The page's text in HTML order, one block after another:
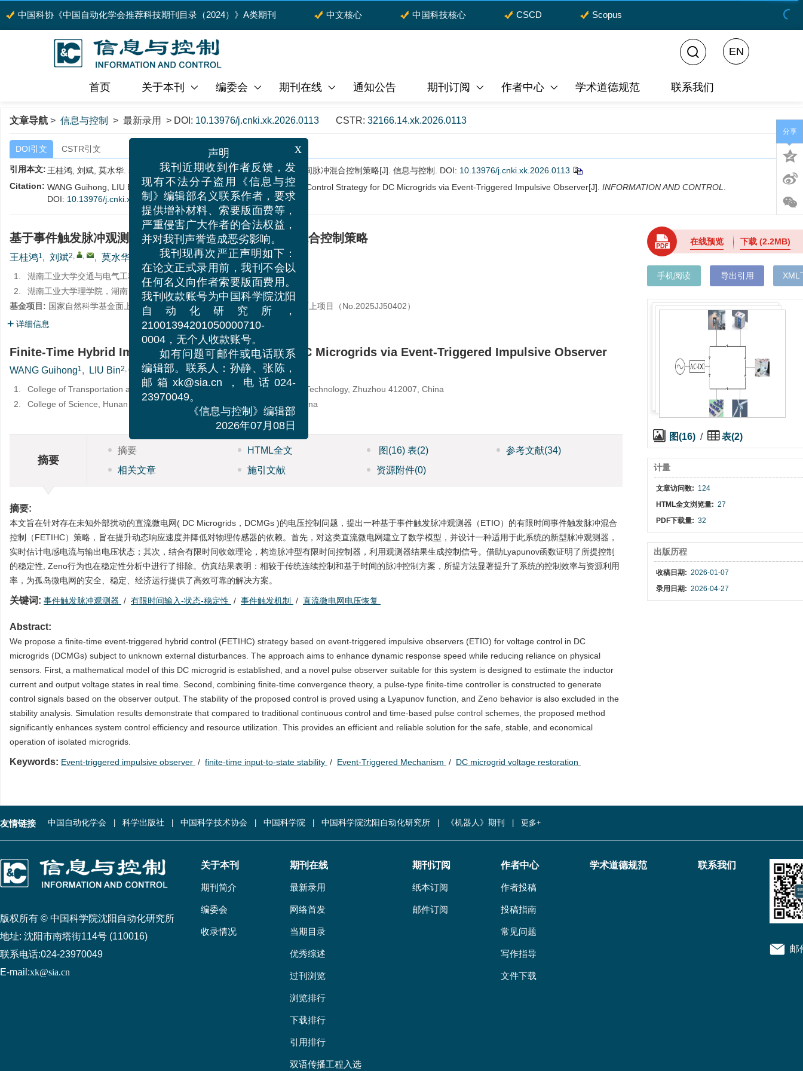
中国科协《中国自动化学会推荐科技期刊目录（2024）》A类期刊 中文核心 中国科技核心 CSCD Scopus
首页 关于本刊 编委会 期刊在线 通知公告 期刊订阅 作者中心 学术道德规范 联系我们
EN
文章导航 > 信息与控制 > 最新录用 > DOI: 10.13976/j.cnki.xk.2026.0113 CSTR: 32166.14.xk.2026.0113
DOI引文 CSTR引文
引用本文: 王桂鸿, 刘斌, 莫水华. 基于事件触发脉冲观测器的直流微电网的有限时间脉冲混合控制策略[J]. 信息与控制. DOI: 10.13976/j.cnki.xk.2026.0113
Citation: WANG Guihong, LIU Bin, MO Shuihua. Finite-Time Hybrid Impulsive Control Strategy for DC Microgrids via Event-Triggered Impulsive Observer[J]. INFORMATION AND CONTROL
DOI: 10.13976/j.cnki.xk.2026.0113
基于事件触发脉冲观测器的直流微电网的有限时间脉冲混合控制策略
王桂鸿1, 刘斌2, , , 莫水华
1.
湖南工业大学交通与电气工程学院，湖南 株洲 412007
2.
湖南工业大学理学院，湖南 株洲 412007
基金项目: 国家自然科学基金面上项目（No.62073132 ）；湖南省自然科学基金面上项目（No. 2025JJ50402）
详细信息
Finite-Time Hybrid Impulsive Control Strategy for DC Microgrids via Event-Triggered Impulsive Observer
WANG Guihong1, LIU Bin2, , MO Shuihua 2
1.
College of Transportation and Electrical Engineering, Hunan University of Technology, Zhuzhou 412007, China
2.
College of Science, Hunan University of Technology, Zhuzhou 412007, China
摘要
摘要 HTML全文 图 (16) 表(2) 参考文献(34)
相关文章
施引文献 资源附件(0)
摘要:
本文旨在针对存在未知外部扰动的直流微电网( DC Microgrids，DCMGs )的电压控制问题，提出一种基于事件触发脉冲观测器（ETIO）的有限时间事件触发脉冲混合
控制（FETIHC）策略，旨在提升动态响应速度并降低对物理传感器的依赖。首先，对这类直流微电网建立了数学模型，并设计一种适用于此系统的新型脉冲观测器，
实时估计电感电流与输出电压状态；其次，结合有限时间收敛理论，构造脉冲型有限时间控制器，利用观测器结果生成控制信号。借助Lyapunov函数证明了所提控制
的稳定性, Zeno行为也在稳定性分析中进行了排除。仿真结果表明：相较于传统连续控制和基于时间的脉冲控制方案，所提方法显著提升了系统的控制效率与资源利用
率，为孤岛微电网的安全、稳定、经济运行提供了高效可靠的解决方案。
关键词: 事件触发脉冲观测器 / 有限时间输入-状态-稳定性 / 事件触发机制 / 直流微电网电压恢复
Abstract:
We propose a finite-time event-triggered hybrid control (FETIHC) strategy based on event-triggered impulsive observers (ETIO) for voltage control in DC
microgrids (DCMGs) subject to unknown external disturbances. The approach aims to enhance dynamic response speed while reducing reliance on physical
sensors. First, a mathematical model of this DC microgrid is established, and a novel pulse observer suitable for this system is designed to estimate the inductor
current and output voltage states in real time. Second, combining finite-time convergence theory, a pulse-type finite-time controller is constructed to generate
control signals based on the observer output. The stability of the proposed control is proved using a Lyapunov function, and Zeno behavior is also excluded in the
stability analysis. Simulation results demonstrate that compared to traditional continuous control and time-based pulse control schemes, the proposed method
significantly enhances system control efficiency and resource utilization. This provides an efficient and reliable solution for the safe, stable, and economical
operation of isolated microgrids.
Keywords: Event-triggered impulsive observer / finite-time input-to-state stability / Event-Triggered Mechanism / DC microgrid voltage restoration
在线预览 下载(2.2MB)
手机阅读 导出引用 XML
图(16) / 表(2)
计量
文章访问数: 124
HTML全文浏览量: 27
PDF下载量: 32
出版历程
收稿日期: 2026-01-07
录用日期: 2026-04-27
分享
友情链接 中国自动化学会 科学出版社 中国科学技术协会 中国科学院 中国科学院沈阳自动化研究所 《机器人》期刊 更多+
版权所有 © 中国科学院沈阳自动化研究所
地址: 沈阳市南塔街114号 (110016)
联系电话:024-23970049
E-mail:xk@sia.cn
关于本刊
期刊简介
编委会
收录情况
期刊在线
最新录用
网络首发
当期目录
优秀综述
过刊浏览
浏览排行
下载排行
引用排行
双语传播工程入选
期刊订阅
纸本订阅
邮件订阅
作者中心
作者投稿
投稿指南
常见问题
写作指导
文件下载
学术道德规范 联系我们
邮
x
声明
我刊近期收到作者反馈，发
现有不法分子盗用《信息与控
制》编辑部名义联系作者，要求
提供增补材料、索要版面费等，
严重侵害广大作者的合法权益，
并对我刊声誉造成恶劣影响。
我刊现再次严正声明如下：
在论文正式录用前，我刊不会以
任何名义向作者索要版面费用。
我刊收款账号为中国科学院沈阳
自动化研究所，
21001394201050000710-
0004，无个人收款账号。
如有问题可邮件或电话联系
编辑部。联系人：孙静、张陈，
邮箱xk@sia.cn，电话024-
23970049。
《信息与控制》编辑部
2026年07月08日